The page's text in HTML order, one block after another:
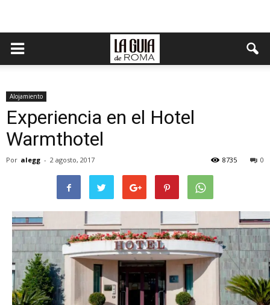
Alojamiento
Experiencia en el Hotel
Warmthotel
Por alegg - 2 agosto, 2017 0
8735